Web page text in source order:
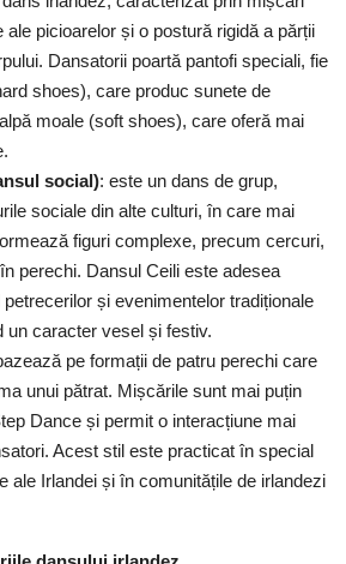
ale picioarelor și o postură rigidă a părții
Dansatorii poartă pantofi speciali, fie
shoes), care produc sunete de
moale (soft shoes), care oferă mai
social): este un dans de grup,
sociale din alte culturi, în care mai
figuri complexe, precum cercuri,
perechi. Dansul Ceili este adesea
și evenimentelor tradiționale
un caracter vesel și festiv.
pe formații de patru perechi care
unui pătrat. Mișcările sunt mai puțin
Dance și permit o interacțiune mai
Acest stil este practicat în special
ale Irlandei și în comunitățile de irlandezi